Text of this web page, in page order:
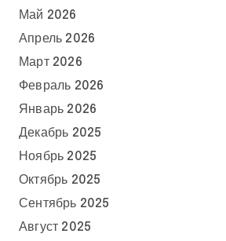
Май 2026
Апрель 2026
Март 2026
Февраль 2026
Январь 2026
Декабрь 2025
Ноябрь 2025
Октябрь 2025
Сентябрь 2025
Август 2025